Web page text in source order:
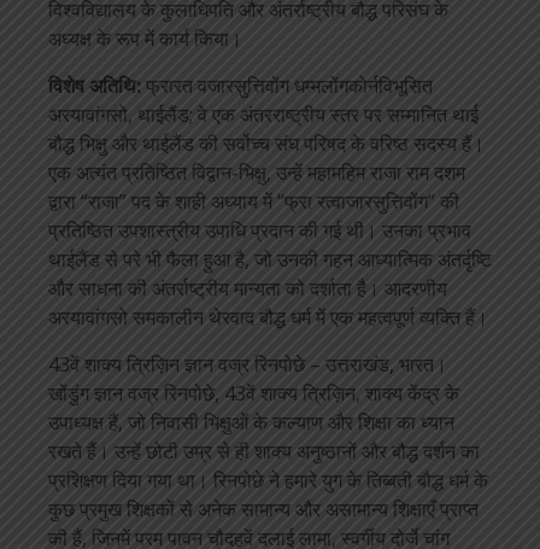
विश्वविद्यालय के कुलाधिपति और अंतर्राष्ट्रीय बौद्ध परिसंघ के
अध्यक्ष के रूप में कार्य किया।
विशेष अतिथि:फ्रारत वजारसुत्तिवोंग धम्मलोंगकोर्नविभूसित
अरयावांगसो, थाईलैंड; वे एक अंतरराष्ट्रीय स्तर पर सम्मानित थाई
बौद्ध भिक्षु और थाईलैंड की सर्वोच्च संघ परिषद के वरिष्ठ सदस्य हैं।
एक अत्यंत प्रतिष्ठित विद्वान-भिक्षु, उन्हें महामहिम राजा राम दशम
द्वारा “राजा” पद के शाही अध्याय में “फ्रा रत्वाजारसुत्तिवोंग” की
प्रतिष्ठित उपशास्त्रीय उपाधि प्रदान की गई थी। उनका प्रभाव
थाईलैंड से परे भी फैला हुआ है, जो उनकी गहन आध्यात्मिक अंतर्दृष्टि
और साधना की अंतर्राष्ट्रीय मान्यता को दर्शाता है। आदरणीय
अरयावांगसो समकालीन थेरवाद बौद्ध धर्म में एक महत्वपूर्ण व्यक्ति हैं।
43वें शाक्य त्रिज़िन ज्ञान वज्र रिनपोछे – उत्तराखंड, भारत।
खोंडुंग ज्ञान वज्र रिनपोछे, 43वें शाक्य त्रिज़िन, शाक्य केंद्र के
उपाध्यक्ष हैं, जो निवासी भिक्षुओं के कल्याण और शिक्षा का ध्यान
रखते हैं। उन्हें छोटी उम्र से ही शाक्य अनुष्ठानों और बौद्ध दर्शन का
प्रशिक्षण दिया गया था। रिनपोछे ने हमारे युग के तिब्बती बौद्ध धर्म के
कुछ प्रमुख शिक्षकों से अनेक सामान्य और असामान्य शिक्षाएँ प्राप्त
की हैं, जिनमें परम पावन चौदहवें दलाई लामा, स्वर्गीय दोर्जे चांग